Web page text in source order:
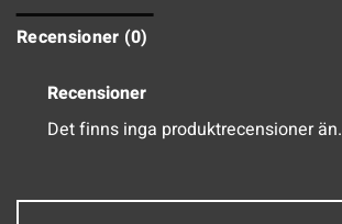
Recensioner (0)
Recensioner
Det finns inga produktrecensioner än.